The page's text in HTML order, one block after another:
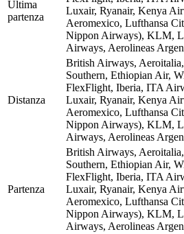
Ultima
partenza
Luxair, Ryanair, Kenya
Aeromexico, Lufthansa
Nippon Airways), KLM,
Airways, Aerolineas
Distanza
British Airways,
Southern, Ethiopian Air,
FlexFlight, Iberia, ITA
Luxair, Ryanair, Kenya
Aeromexico, Lufthansa
Nippon Airways), KLM,
Airways, Aerolineas
Partenza
British Airways,
Southern, Ethiopian Air,
FlexFlight, Iberia, ITA
Luxair, Ryanair, Kenya
Aeromexico, Lufthansa
Nippon Airways), KLM,
Airways, Aerolineas